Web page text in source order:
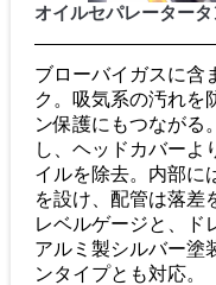
オイルセパレーター
ブローバイガスに含
ク。吸気系の汚れを
ン保護にもつながる
し、ヘッドカバーよ
イルを除去。内部に
を設け、配管は落差
レベルゲージと、ド
アルミ製シルバー塗
ンタイプとも対応。